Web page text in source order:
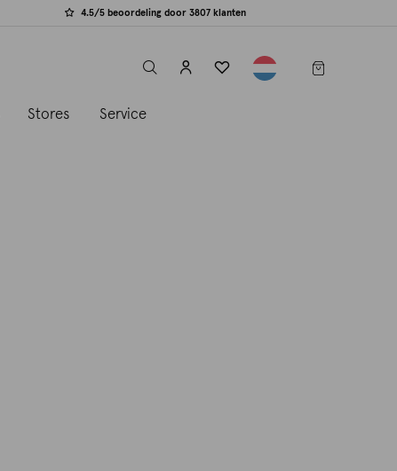
4.5/5 beoordeling door 3807 klanten
label.header.toggle
Stores Service